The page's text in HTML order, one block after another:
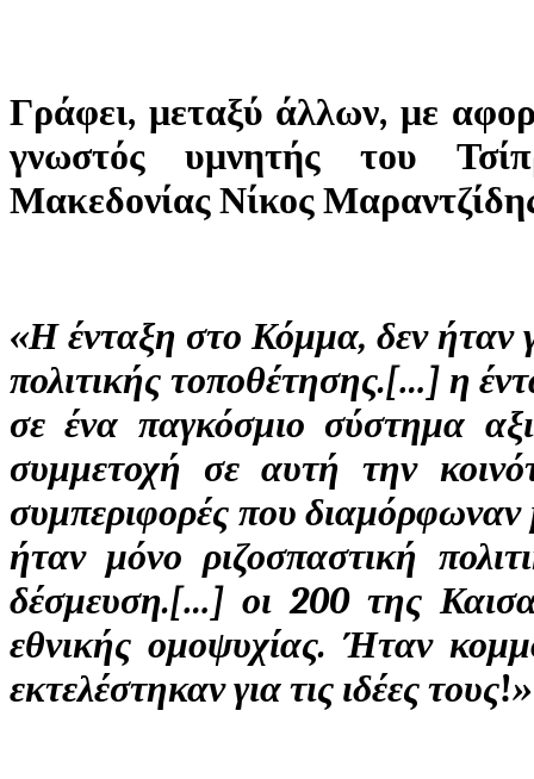
Γράφει, μεταξύ άλλων, με
γνωστός υμνητής του
Μακεδονίας Νίκος
«Η ένταξη στο Κόμμα, δεν ήταν
πολιτικής τοποθέτησης.[…] η
σε ένα παγκόσμιο σύστημα
συμμετοχή σε αυτή την
συμπεριφορές που διαμόρφωναν
ήταν μόνο ριζοσπαστική
δέσμευση.[…] οι 200 της
εθνικής ομοψυχίας. Ήταν
εκτελέστηκαν για τις ιδέες τους!»